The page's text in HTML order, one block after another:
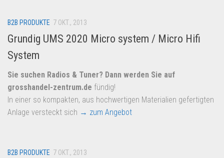
B2B PRODUKTE 7 OKT., 2013
Grundig UMS 2020 Micro system / Micro Hifi
System
Sie suchen Radios & Tuner? Dann werden Sie auf
grosshandel-zentrum.de fündig!
In einer so kompakten, aus hochwertigen Materialien gefertigten
Anlage versteckt sich → zum Angebot
B2B PRODUKTE 7 OKT., 2013